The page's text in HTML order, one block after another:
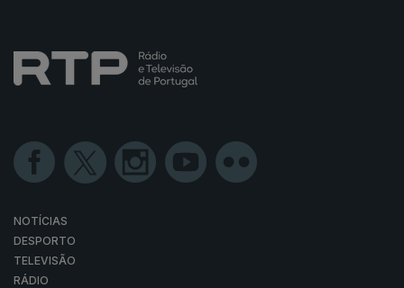
NOTÍCIAS
DESPORTO
TELEVISÃO
RÁDIO